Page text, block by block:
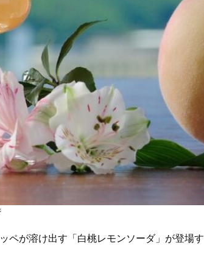
ペが溶け出す「白桃レモンソーダ」が登場す